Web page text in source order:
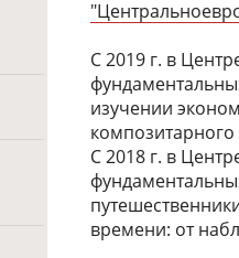
С 2019 г. в
изучении
С 2018 г. в
времени: от